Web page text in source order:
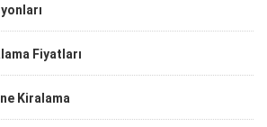
Fiyatları
Kiralama